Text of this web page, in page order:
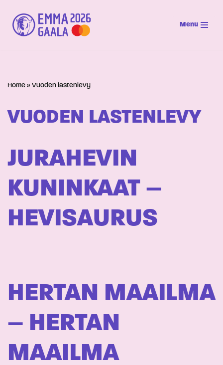
Siirry
suoraan
Menu
Home » Vuoden lastenlevy
VUODEN LASTENLEVY
JURAHEVIN
KUNINKAAT –
HEVISAURUS
HERTAN MAAILMA
– HERTAN
MAAILMA